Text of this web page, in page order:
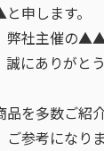
します。
弊社主催の
誠にありがと
品を多数ご紹
ご参考になり